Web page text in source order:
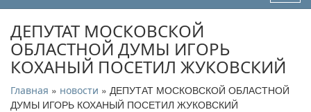
ДЕПУТАТ МОСКОВСКОЙ
ОБЛАСТНОЙ ДУМЫ ИГОРЬ
КОХАНЫЙ ПОСЕТИЛ ЖУКОВСКИЙ
Главная » новости » ДЕПУТАТ МОСКОВСКОЙ ОБЛАСТНОЙ
ДУМЫ ИГОРЬ КОХАНЫЙ ПОСЕТИЛ ЖУКОВСКИЙ